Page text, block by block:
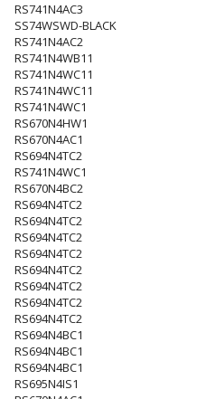
RS741N4AC3
SS74WSWD-BLACK
RS741N4AC2
RS741N4WB11
RS741N4WC11
RS741N4WC11
RS741N4WC1
RS670N4HW1
RS670N4AC1
RS694N4TC2
RS741N4WC1
RS670N4BC2
RS694N4TC2
RS694N4TC2
RS694N4TC2
RS694N4TC2
RS694N4TC2
RS694N4TC2
RS694N4TC2
RS694N4TC2
RS694N4BC1
RS694N4BC1
RS694N4BC1
RS695N4IS1